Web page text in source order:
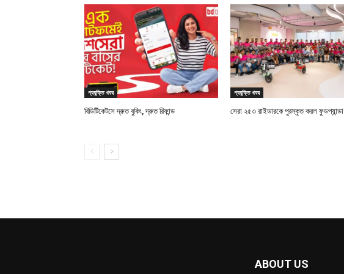
প্রযুক্তি খবর
বিডিটিকেটসে দ্রুত বুকিং, দ্রুত রিফান্ড
প্রযুক্তি খবর
সেরা ২৫৩ রাইডারকে পুরস্কৃত করল ফুডপ্যান্ডা
ABOUT US